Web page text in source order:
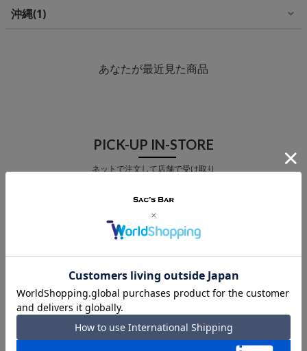
沖縄 1
あなたが最近見た商品
PICK-UP IN-STORE
ネットで注文して店舗で受け取り
店舗受取 サービス
MAIL MAGAZINE
メルマガ登録で最新情報をお届け